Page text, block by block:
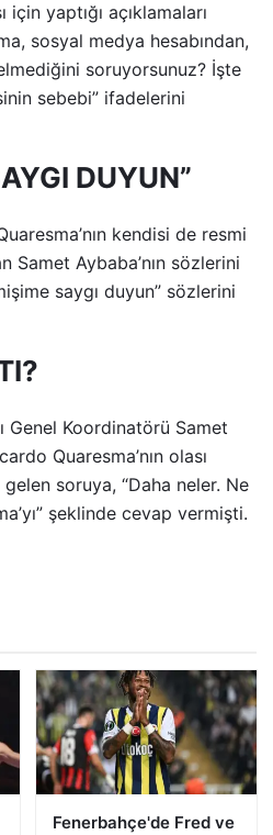
için yaptığı açıklamaları
sosyal medya hesabından,
soruyorsunuz? İşte
sebebi” ifadelerini
DUYUN”
kendisi de resmi
Samet Aybaba’nın sözlerini
saygı duyun” sözlerini
Genel Koordinatörü Samet
Quaresma’nın olası
soruya, “Daha neler. Ne
şeklinde cevap vermişti.
Fenerbahçe'de Fred ve